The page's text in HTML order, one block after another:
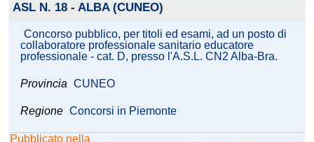
ASL N. 18 - ALBA (CUNEO)
Concorso pubblico, per titoli ed esami, ad un posto di
collaboratore professionale sanitario educatore
professionale - cat. D, presso l'A.S.L. CN2 Alba-Bra.
Provincia CUNEO
Regione Concorsi in Piemonte
Pubblicato nella